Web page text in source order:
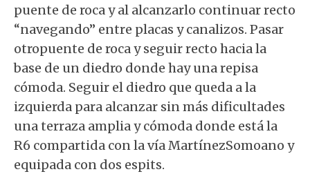
puente de roca y al alcanzarlo continuar recto
“navegando” entre placas y canalizos. Pasar
otropuente de roca y seguir recto hacia la
base de un diedro donde hay una repisa
cómoda. Seguir el diedro que queda a la
izquierda para alcanzar sin más dificultades
una terraza amplia y cómoda donde está la
R6 compartida con la vía MartínezSomoano y
equipada con dos espits.